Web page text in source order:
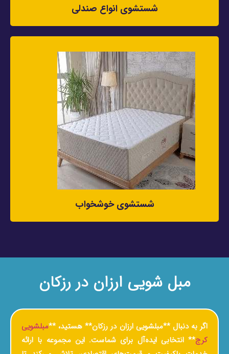
شستشوی انواع صندلی
شستشوی خوشخواب
مبل شویی ارزان در رزکان
اگر به دنبال **مبلشویی ارزان در رزکان** هستید، **مبلشویی
کرج** انتخابی ایده‌آل برای شماست. این مجموعه با ارائه